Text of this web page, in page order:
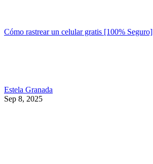
Cómo rastrear un celular gratis [100% Seguro]
Estela Granada
Sep 8, 2025